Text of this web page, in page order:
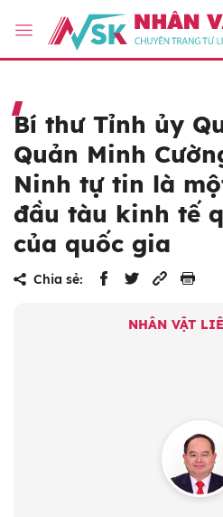
Bí thư Tỉnh ủy
Quản Minh
Ninh tự tin là
đầu tàu kinh tế
của quốc gia
Chia sẻ:
NHÂN VẬT